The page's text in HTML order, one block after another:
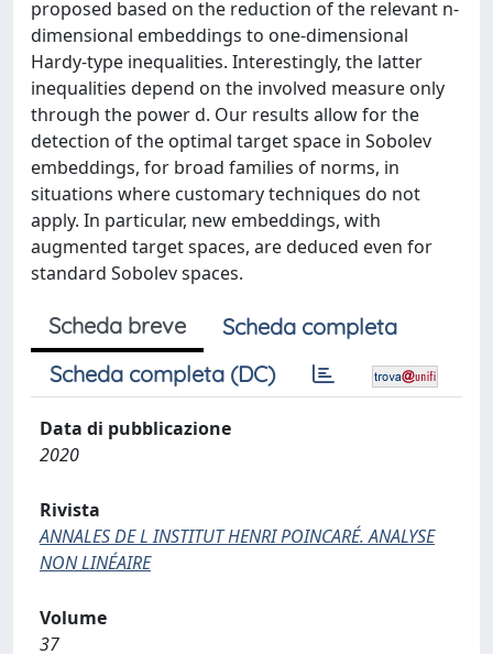
proposed based on the reduction of the relevant n-
dimensional embeddings to one-dimensional
Hardy-type inequalities. Interestingly, the latter
inequalities depend on the involved measure only
through the power d. Our results allow for the
detection of the optimal target space in Sobolev
embeddings, for broad families of norms, in
situations where customary techniques do not
apply. In particular, new embeddings, with
augmented target spaces, are deduced even for
standard Sobolev spaces.
Scheda breve
Scheda completa
Scheda completa (DC)
Data di pubblicazione
2020
Rivista
ANNALES DE L INSTITUT HENRI POINCARÉ. ANALYSE
NON LINÉAIRE
Volume
37